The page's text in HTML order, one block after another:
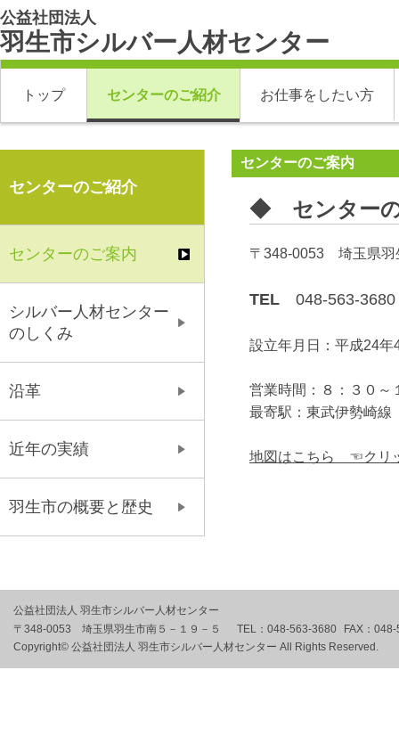
公益社団法人
羽生市シルバー人材センター
トップ センターのご紹介 お仕事をしたい方
センターのご案内
◆ センター
〒348-0053 埼玉県羽
TEL 048-563-3680
設立年月日：平成24
営業時間：８：３０～
最寄駅：東武伊勢崎
地図はこちら ☜クリ
センターのご紹介
センターのご案内
シルバー人材センター
のしくみ
沿革
近年の実績
羽生市の概要と歴史
公益社団法人 羽生市シルバー人材センター
〒348-0053 埼玉県羽生市南５－１９－５
TEL： 048-563-3680 FAX： 048-
Copyright© 公益社団法人 羽生市シルバー人材センター All Rights Reserved.